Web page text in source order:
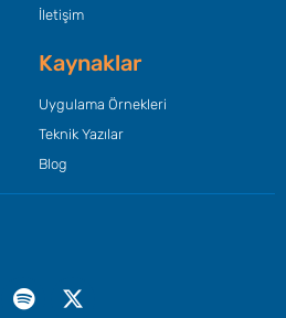
İletişim
Kaynaklar
Uygulama Örnekleri
Teknik Yazılar
Blog
twitter